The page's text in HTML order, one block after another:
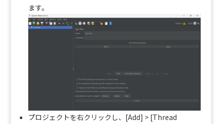
ます。
プロジェクトを右クリックし、[Add] > [Thread